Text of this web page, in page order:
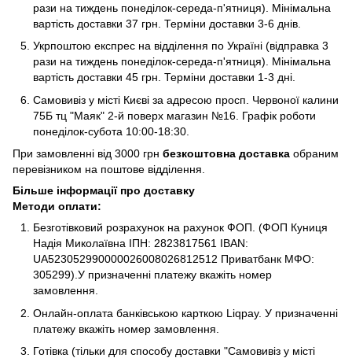
рази на тиждень понеділок-середа-п'ятниця). Мінімальна
вартість доставки 37 грн. Терміни доставки 3-6 днів.
Укрпоштою експрес на відділення по Україні (відправка 3
рази на тиждень понеділок-середа-п'ятниця). Мінімальна
вартість доставки 45 грн. Терміни доставки 1-3 дні.
Самовивіз у місті Києві за адресою просп. Червоної калини
75Б тц "Маяк" 2-й поверх магазин №16. Графік роботи
понеділок-субота 10:00-18:30.
При замовленні від 3000 грн безкоштовна доставка обраним
перевізником на поштове відділення.
Більше інформації про доставку
Методи оплати:
Безготівковий розрахунок на рахунок ФОП. (ФОП Куниця
Надія Миколаївна ІПН: 2823817561 IBAN:
UA523052990000026008026812512 Приватбанк МФО:
305299).У призначенні платежу вкажіть номер
замовлення.
Онлайн-оплата банківською карткою Liqpay. У призначенні
платежу вкажіть номер замовлення.
Готівка (тільки для способу доставки "Самовивіз у місті